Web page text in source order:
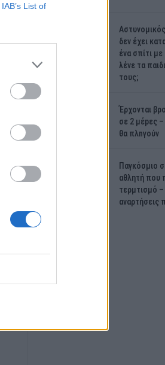
IAB’s List of
δεν έχει
ένα σπίτι
λένε τα
τους;
Έρχονται
σε 2 μέpες
θα πλnγούν
Παγκόσμιο
αθλητή που
τερμτισμό –
αναρτήσεις